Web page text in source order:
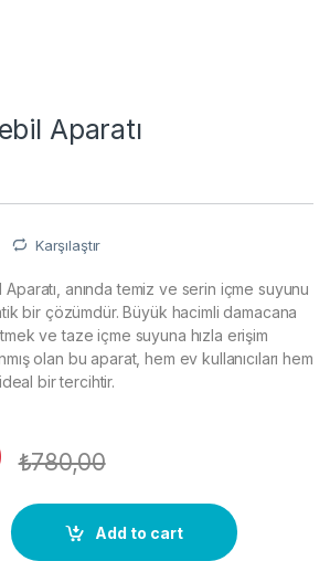
Aparatı
Karşılaştır
anında temiz ve serin içme suyunu
bir çözümdür. Büyük hacimli damacana
ve taze içme suyuna hızla erişim
olan bu aparat, hem ev kullanıcıları hem
bir tercihtir.
₺780,00
quantity
Add to cart